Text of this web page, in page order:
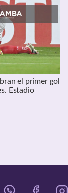
el primer gol
Estadio